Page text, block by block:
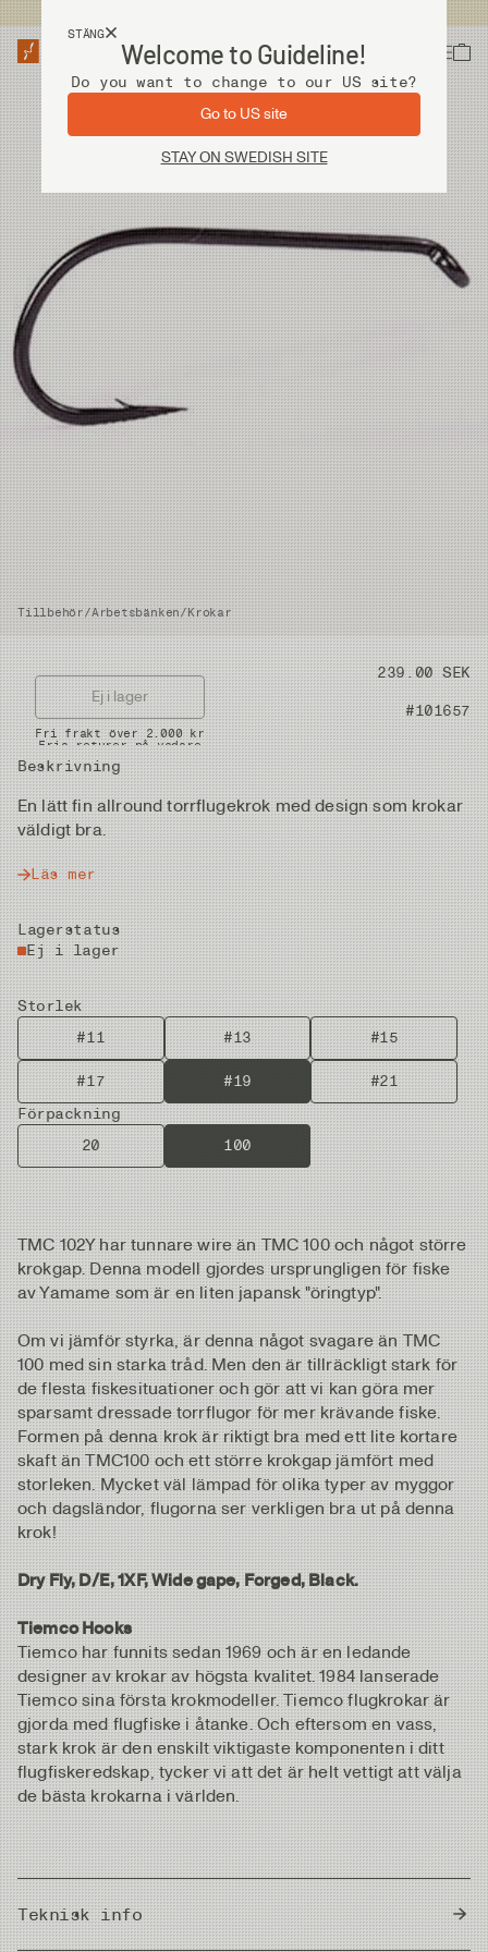
STÄNG
Welcome to Guideline!
Do you want to change to our US site?
Go to US site
STAY ON SWEDISH SITE
Tillbehör/Arbetsbänken/Krokar
Pris 239.00 SEK
Artikelnummer #101657
Beskrivning
En lätt fin allround torrflugekrok med design som krokar
väldigt bra.
Läs mer
Lagerstatus
Ej i lager
Storlek
#11
#13 #15
#17 #19
#21
Förpackning
20
100
Ej i lager
Snabba leveranser
Fri frakt över 2.000 kr
Fria returer på vadare
TMC 102Y har tunnare wire än TMC 100 och något större
krokgap. Denna modell gjordes ursprungligen för fiske
av Yamame som är en liten japansk "öringtyp".
Om vi ​​jämför styrka, är denna något svagare än TMC
100 med sin starka tråd. Men den är tillräckligt stark för
de flesta fiskesituationer och gör att vi kan göra mer
sparsamt dressade torrflugor för mer krävande fiske.
Formen på denna krok är riktigt bra med ett lite kortare
skaft än TMC100 och ett större krokgap jämfört med
storleken. Mycket väl lämpad för olika typer av myggor
och dagsländor, flugorna ser verkligen bra ut på denna
krok!
Dry Fly, D/E, 1XF, Wide gape, Forged, Black.
Tiemco Hooks
Tiemco har funnits sedan 1969 och är en ledande
designer av krokar av högsta kvalitet. 1984 lanserade
Tiemco sina första krokmodeller. Tiemco flugkrokar är
gjorda med flugfiske i åtanke. Och eftersom en vass,
stark krok är den enskilt viktigaste komponenten i ditt
flugfiskeredskap, tycker vi att det är helt vettigt att välja
de bästa krokarna i världen.
Teknisk info